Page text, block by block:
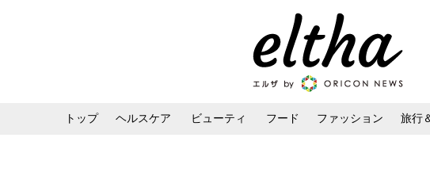
トップ ヘルスケア ビューティ フード ファッション 旅行